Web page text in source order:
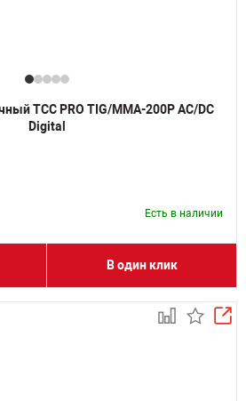
ТСС PRO TIG/MMA-200P AC/DC
Digital
Есть в наличии
В один клик